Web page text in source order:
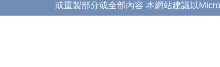
或重製部分或全部內容 本網站建議以